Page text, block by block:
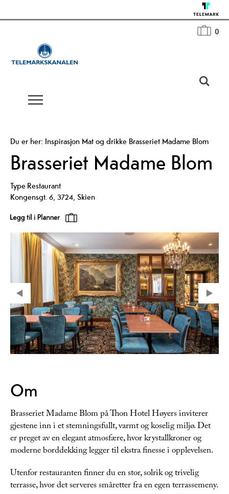
0
Du er her: Inspirasjon Mat og drikke Brasseriet Madame Blom
Brasseriet Madame Blom
TypeRestaurant
Kongensgt. 6, 3724, Skien
Om
Brasseriet Madame Blom på Thon Hotel Høyers inviterer
gjestene inn i et stemningsfullt, varmt og koselig miljø. Det
er preget av en elegant atmosfære, hvor krystallkroner og
moderne borddekking legger til ekstra finesse i opplevelsen.
Utenfor restauranten finner du en stor, solrik og trivelig
terrasse, hvor det serveres småretter fra en egen terrassemeny.